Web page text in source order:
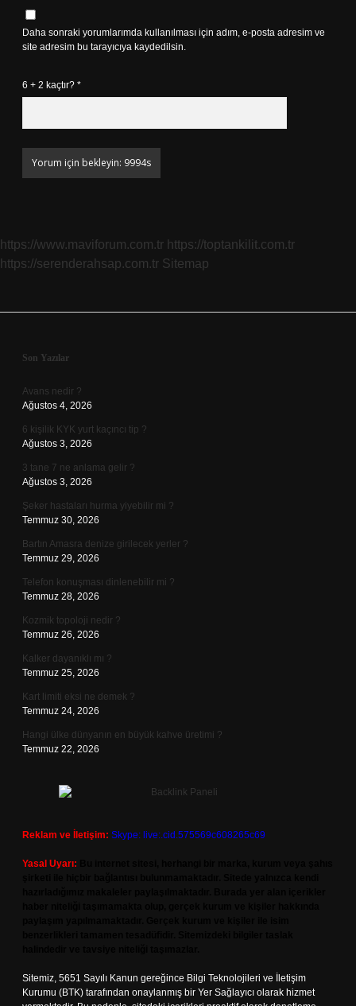
Daha sonraki yorumlarımda kullanılması için adım, e-posta adresim ve
site adresim bu tarayıcıya kaydedilsin.
6 + 2 kaçtır? *
https://www.maviforum.com.tr https://toptankilit.com.tr
https://serenderahsap.com.tr Sitemap
Sidebar
Son Yazılar
Avans nedir ?
Ağustos 4, 2026
6 kişilik KYK yurt kaçıncı tip ?
Ağustos 3, 2026
3 tane 7 ne anlama gelir ?
Ağustos 3, 2026
Şeker hastaları hurma yiyebilir mi ?
Temmuz 30, 2026
Bartın Amasra denize girilecek yerler ?
Temmuz 29, 2026
Telefon konuşması dinlenebilir mi ?
Temmuz 28, 2026
Kozmik topoloji nedir ?
Temmuz 26, 2026
Kalker dayanıklı mı ?
Temmuz 25, 2026
Kart limiti eksi ne demek ?
Temmuz 24, 2026
Hangi ülke dünyanın en büyük kahve üretimi ?
Temmuz 22, 2026
Reklam ve İletişim: Skype: live:.cid.575569c608265c69
Yasal Uyarı:
Sitemiz, 5651 Sayılı Kanun gereğince Bilgi Teknolojileri ve İletişim
Kurumu (BTK) tarafından onaylanmış bir Yer Sağlayıcı olarak hizmet